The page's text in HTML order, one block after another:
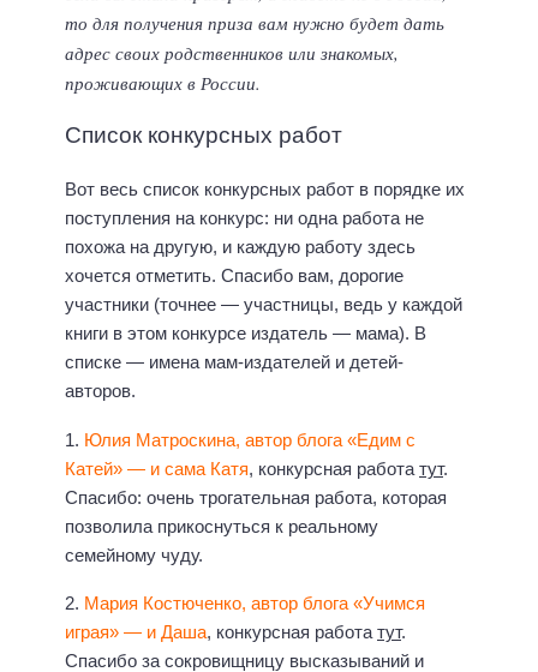
то для получения приза вам нужно будет дать
адрес своих родственников или знакомых,
проживающих в России.
Список конкурсных работ
Вот весь список конкурсных работ в порядке их
поступления на конкурс: ни одна работа не
похожа на другую, и каждую работу здесь
хочется отметить. Спасибо вам, дорогие
участники (точнее — участницы, ведь у каждой
книги в этом конкурсе издатель — мама). В
списке — имена мам-издателей и детей-
авторов.
1. Юлия Матроскина, автор блога «Едим с
Катей» — и сама Катя, конкурсная работа тут.
Спасибо: очень трогательная работа, которая
позволила прикоснуться к реальному
семейному чуду.
2. Мария Костюченко, автор блога «Учимся
играя» — и Даша, конкурсная работатут.
Спасибо за сокровищницу высказываний и